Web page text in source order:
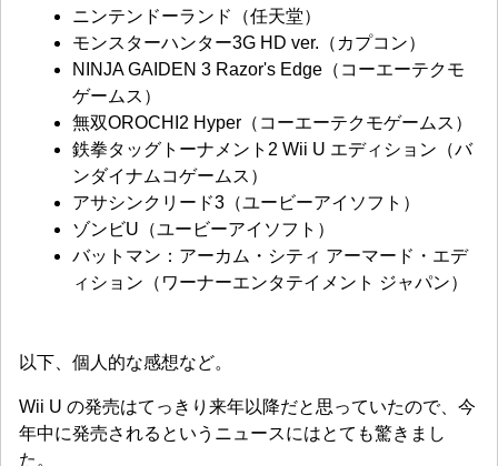
ニンテンドーランド（任天堂）
モンスターハンター3G HD ver.（カプコン）
NINJA GAIDEN 3 Razor's Edge（コーエーテクモ
ゲームス）
無双OROCHI2 Hyper（コーエーテクモゲームス）
鉄拳タッグトーナメント2 Wii U エディション（バ
ンダイナムコゲームス）
アサシンクリード3（ユービーアイソフト）
ゾンビU（ユービーアイソフト）
バットマン：アーカム・シティ アーマード・エデ
ィション（ワーナーエンタテイメント ジャパン）
以下、個人的な感想など。
Wii U の発売はてっきり来年以降だと思っていたので、今
年中に発売されるというニュースにはとても驚きまし
た。